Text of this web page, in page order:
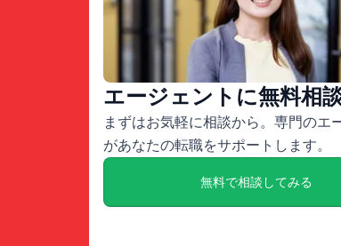
エージェントに無料相
まずはお気軽に相談から。専門のエ
があなたの転職をサポートします。
無料で相談してみる